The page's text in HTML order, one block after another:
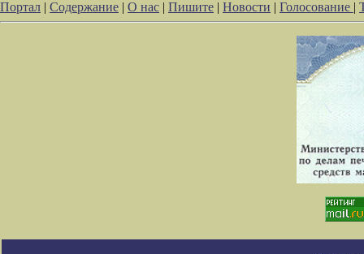
Портал | Содержание | О нас | Пишите | Новости | Голосование |